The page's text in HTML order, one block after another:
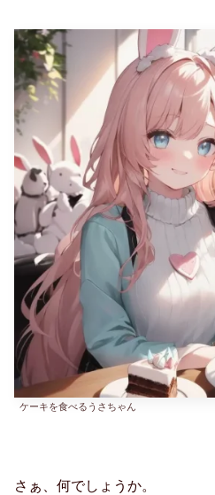
ケーキを食べるうさちゃん
さぁ、何でしょうか。